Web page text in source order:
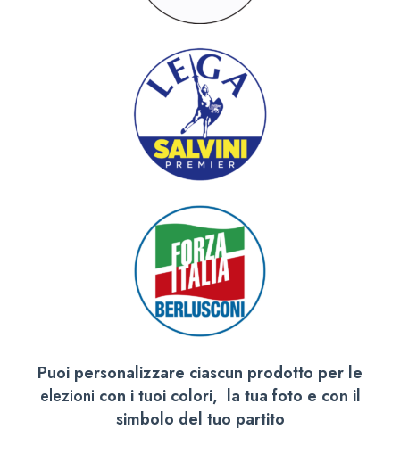
Puoi personalizzare ciascun prodotto per le
elezioni con i tuoi colori, la tua foto e con il
simbolo del tuo partito